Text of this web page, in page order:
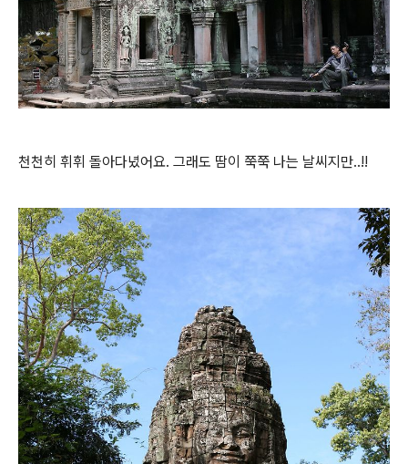
천천히 휘휘 돌아다녔어요. 그래도 땀이 쭉쭉 나는 날씨지만..!!